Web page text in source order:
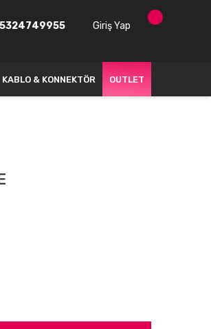
Giriş Yap
KABLO & KONNEKTÖR OUTLET